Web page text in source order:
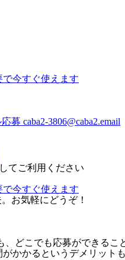
で今すぐ使えます
応募 caba2-3806@caba2.email
てご利用ください
で今すぐ使えます
お気軽にどうぞ！
、どこでも応募ができるこ
かかるというデメリット